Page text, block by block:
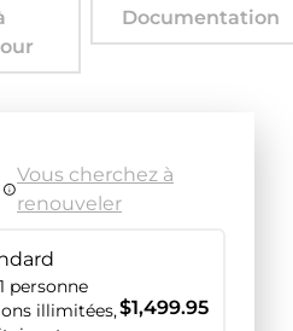
Documentation
Vous cherchez à
renouveler
personne
illimitées,$1,499.95